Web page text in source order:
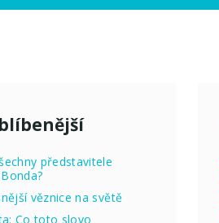
představitele
věznice na světě
Co toto slovo